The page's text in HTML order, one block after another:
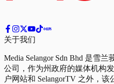
关于我们
Media Selangor Sdn Bhd 是雪
公司，作为州政府的媒体机构
户网站和 SelangorTV 之外，